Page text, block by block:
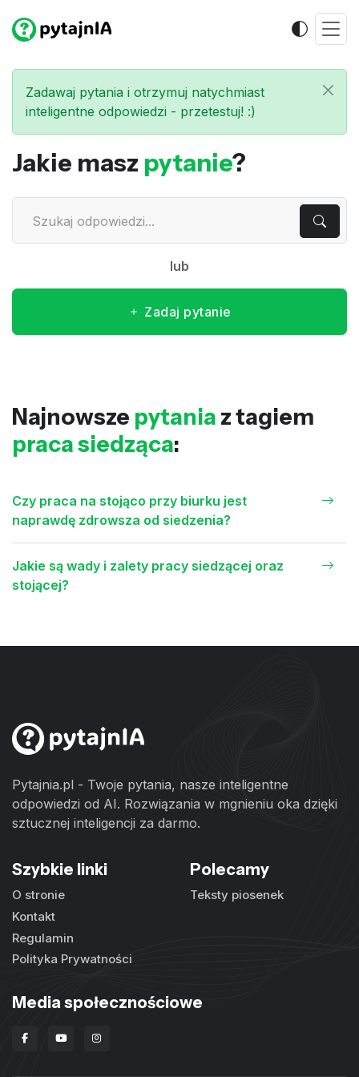
Zadawaj pytania i otrzymuj natychmiast
inteligentne odpowiedzi - przetestuj! :)
Jakie masz pytanie?
lub
Zadaj pytanie
Najnowsze pytania z tagiem
praca siedząca:
Czy praca na stojąco przy biurku jest
naprawdę zdrowsza od siedzenia?
Jakie są wady i zalety pracy siedzącej oraz
stojącej?
Pytajnia.pl - Twoje pytania, nasze inteligentne
odpowiedzi od AI. Rozwiązania w mgnieniu oka dzięki
sztucznej inteligencji za darmo.
Szybkie linki
O stronie
Kontakt
Regulamin
Polityka Prywatności
Polecamy
Teksty piosenek
Media społecznościowe